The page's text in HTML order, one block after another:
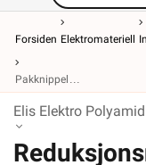
Forsiden Elektromateriell
Pakknippel
Elis Elektro